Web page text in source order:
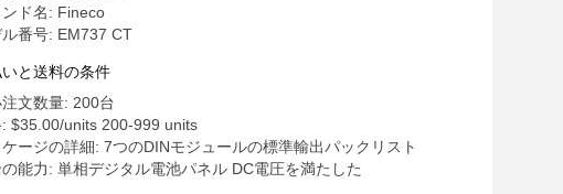
ンド名: Fineco
ル番号: EM737 CT
と送料の条件
文数量: 200台
$35.00/units 200-999 units
ージの詳細: 7つのDINモジュールの標準輸出パックリスト
能力: 単相デジタル電池パネル DC電圧を満たした